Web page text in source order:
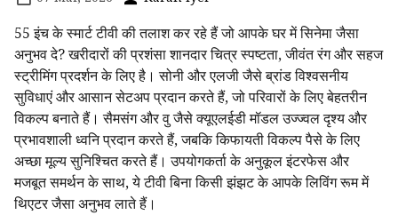
55 इंच के स्मार्ट टीवी की तलाश कर रहे हैं जो आपके घर में सिनेमा जैसा
अनुभव दे? खरीदारों की प्रशंसा शानदार चित्र स्पष्टता, जीवंत रंग और सहज
स्ट्रीमिंग प्रदर्शन के लिए है। सोनी और एलजी जैसे ब्रांड विश्वसनीय
सुविधाएं और आसान सेटअप प्रदान करते हैं, जो परिवारों के लिए बेहतरीन
विकल्प बनाते हैं। सैमसंग और वु जैसे क्यूएलईडी मॉडल उज्ज्वल दृश्य और
प्रभावशाली ध्वनि प्रदान करते हैं, जबकि किफायती विकल्प पैसे के लिए
अच्छा मूल्य सुनिश्चित करते हैं। उपयोगकर्ता के अनुकूल इंटरफेस और
मजबूत समर्थन के साथ, ये टीवी बिना किसी झंझट के आपके लिविंग रूम में
थिएटर जैसा अनुभव लाते हैं।